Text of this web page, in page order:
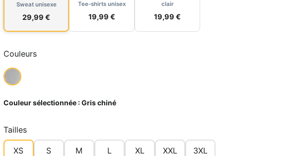
Sweat unisexe
29,99 €
Tee-shirts unisex
19,99 €
clair
19,99 €
Couleurs
Couleur sélectionnée :Gris chiné
Tailles
XS S M L XL XXL 3XL